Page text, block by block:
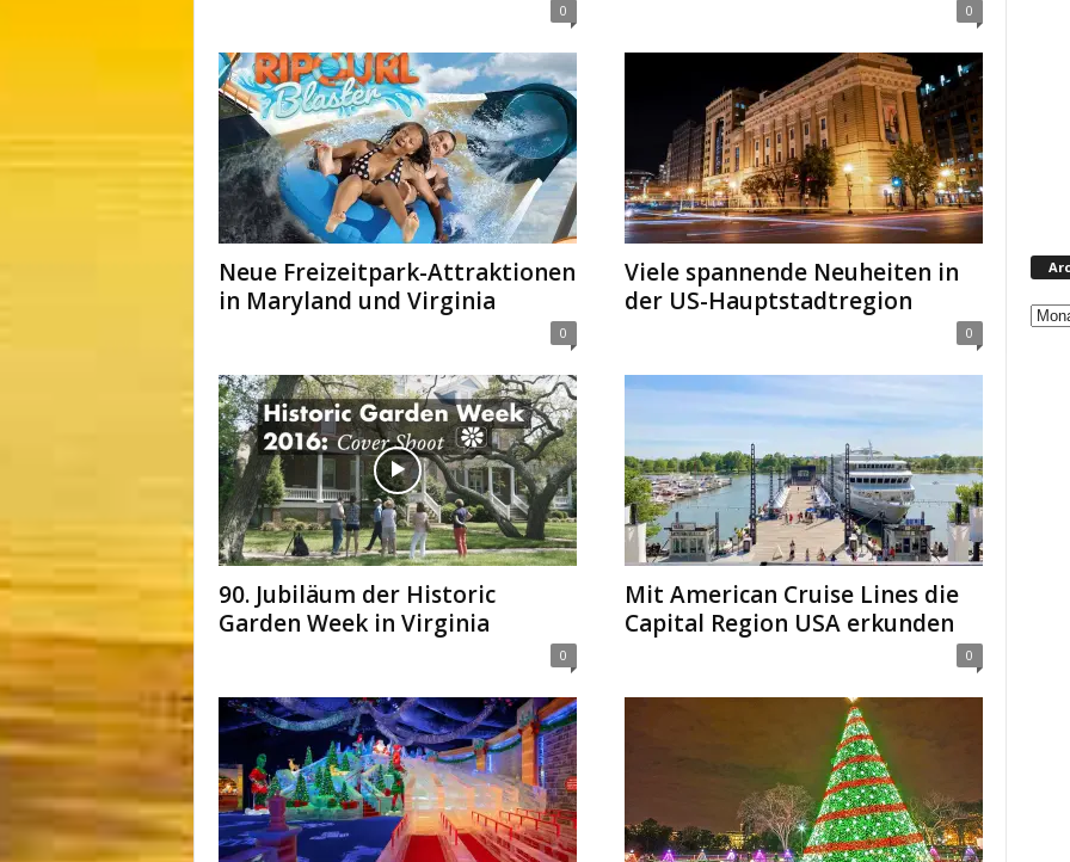
0 0
Neue Freizeitpark­-Attraktionen
in Maryland und Virginia
0
Viele spannende Neuheiten in
der US-Hauptstadtregion
0
90. Jubiläum der Historic
Garden Week in Virginia
0
Mit American Cruise Lines die
Capital Region USA erkunden
0